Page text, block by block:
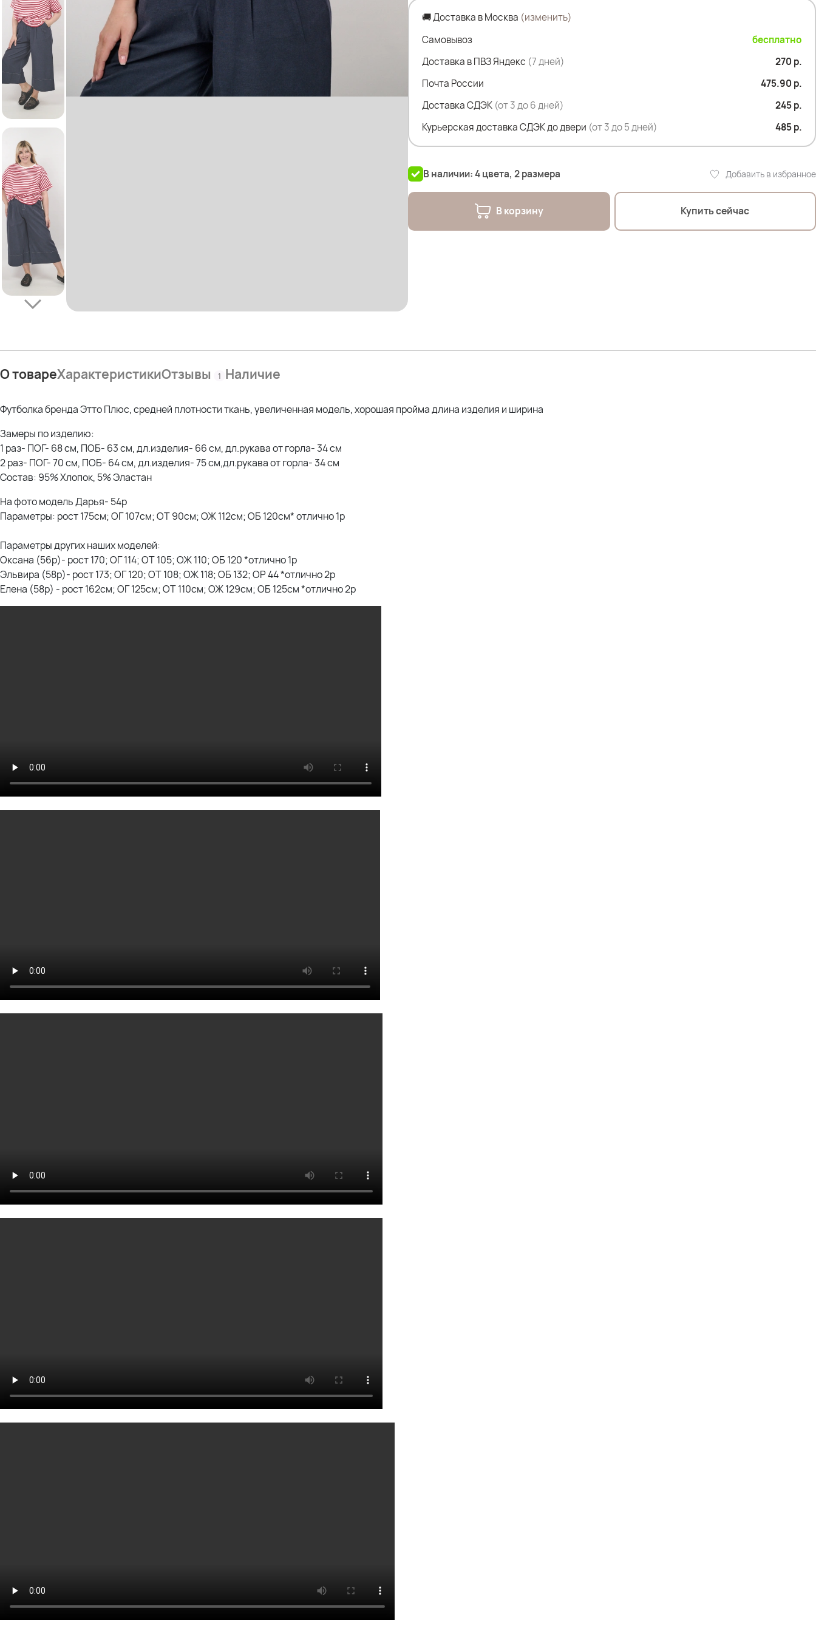
Параметры наших моделей:
Эльвира- рост- 173; ОГ- 120; ОТ-108; ОЖ- 118; ОБ- 132; ОР- 44 - отлично 2р
🚚 Доставка в Москва (изменить)
Самовывоз
бесплатно
Доставка в ПВЗ Яндекс (7 дней)
270 р.
Почта России
475.90 р.
Доставка СДЭК (от 3 до 6 дней)
245 р.
Курьерская доставка СДЭК до двери (от 3 до 5 дней) 485 р.
В наличии: 4 цвета, 2 размера Добавить в избранное
В корзину Купить сейчас
О товареХарактеристикиОтзывы 1 Наличие
Футболка бренда Этто Плюс, средней плотности ткань, увеличенная модель, хорошая пройма длина изделия и ширина
Замеры по изделию:
1 раз- ПОГ- 68 см, ПОБ- 63 см, дл.изделия- 66 см, дл.рукава от горла- 34 см
2 раз- ПОГ- 70 см, ПОБ- 64 см, дл.изделия- 75 см,дл.рукава от горла- 34 см
Состав: 95% Хлопок, 5% Эластан
На фото модель Дарья- 54р
Параметры: рост 175см; ОГ 107см; ОТ 90см; ОЖ 112см; ОБ 120см* отлично 1р
Параметры других наших моделей:
Оксана (56р)- рост 170; ОГ 114; ОТ 105; ОЖ 110; ОБ 120 *отлично 1р
Эльвира (58р)- рост 173; ОГ 120; ОТ 108; ОЖ 118; ОБ 132; ОР 44 *отлично 2р
Елена (58р) - рост 162см; ОГ 125см; ОТ 110см; ОЖ 129см; ОБ 125см *отлично 2р